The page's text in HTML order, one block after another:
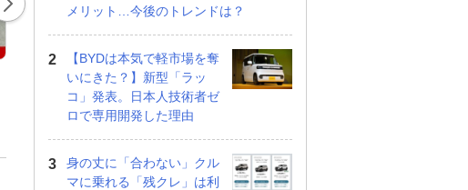
ダイハツ ムーヴキャン
バス 660 ストライプス
万円
アストンマーティン V8
ヴァンテージ スポーツ
シフト
支払総額
589
メリット…今後のトレンドは？
【BYDは本気で軽市場を奪
いにきた？】新型「ラッ
コ」発表。日本人技術者ゼ
ロで専用開発した理由
身の丈に「合わない」クル
マに乗れる「残クレ」は利